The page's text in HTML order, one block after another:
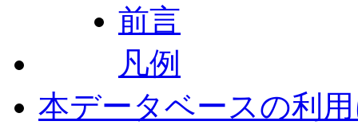
前言
凡例
本データベースの利